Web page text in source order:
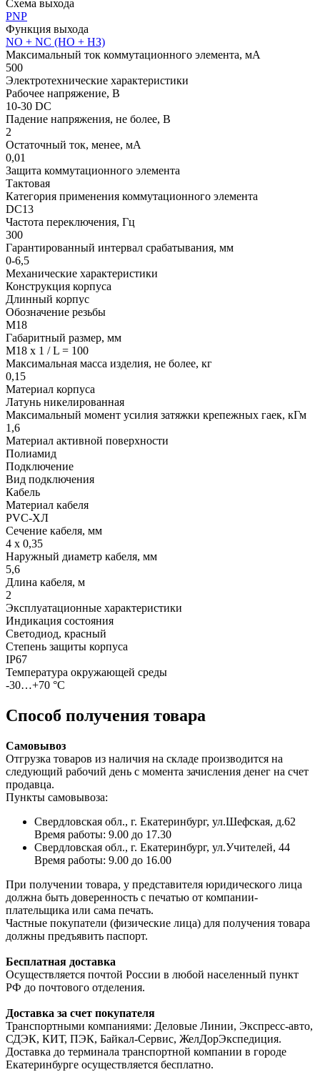
Схема выхода
PNP
Функция выхода
NO + NC (НО + НЗ)
Максимальный ток коммутационного элемента, мА
500
Электротехнические характеристики
Рабочее напряжение, В
10-30 DC
Падение напряжения, не более, В
2
Остаточный ток, менее, мА
0,01
Защита коммутационного элемента
Тактовая
Категория применения коммутационного элемента
DC13
Частота переключения, Гц
300
Гарантированный интервал срабатывания, мм
0-6,5
Механические характеристики
Конструкция корпуса
Длинный корпус
Обозначение резьбы
М18
Габаритный размер, мм
M18 x 1 / L = 100
Максимальная масса изделия, не более, кг
0,15
Материал корпуса
Латунь никелированная
Максимальный момент усилия затяжки крепежных гаек, кГм
1,6
Материал активной поверхности
Полиамид
Подключение
Вид подключения
Кабель
Материал кабеля
PVC-ХЛ
Сечение кабеля, мм
4 х 0,35
Наружный диаметр кабеля, мм
5,6
Длина кабеля, м
2
Эксплуатационные характеристики
Индикация состояния
Светодиод, красный
Степень защиты корпуса
IP67
Температура окружающей среды
-30…+70 °С
Способ получения товара
Самовывоз
Отгрузка товаров из наличия на складе производится на
следующий рабочий день с момента зачисления денег на счет
продавца.
Пункты самовывоза:
Свердловская обл., г. Екатеринбург, ул.Шефская, д.62
Время работы: 9.00 до 17.30
Свердловская обл., г. Екатеринбург, ул.Учителей, 44
Время работы: 9.00 до 16.00
При получении товара, у представителя юридического лица
должна быть доверенность с печатью от компании-
плательщика или сама печать.
Частные покупатели (физические лица) для получения товара
должны предъявить паспорт.
Бесплатная доставка
Осуществляется почтой России в любой населенный пункт
РФ до почтового отделения.
Доставка за счет покупателя
Транспортными компаниями: Деловые Линии, Экспресс-авто,
СДЭК, КИТ, ПЭК, Байкал-Сервис, ЖелДорЭкспедиция.
Доставка до терминала транспортной компании в городе
Екатеринбурге осуществляется бесплатно.